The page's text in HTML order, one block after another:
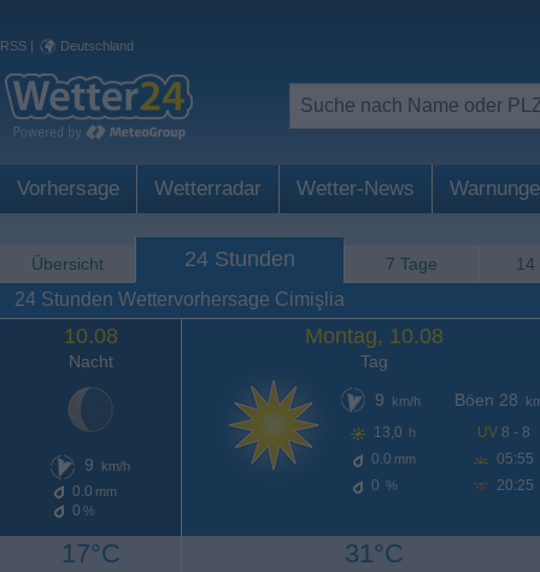
RSS | Deutschland
Vorhersage Wetterradar Wetter-News
Übersicht 24 Stunden 7 Tage 14
24 Stunden Wettervorhersage Cimişlia
10.08
Nacht
9 km/h
0.0 mm
0 %
17°C
Montag, 10.08
Tag
9
km/h
13,0 h
0.0 mm
0 %
Böen 28
UV 8 - 8
05:55
20:25
31°C